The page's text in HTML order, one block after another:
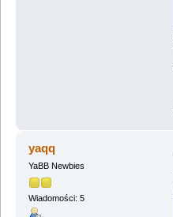
yaqq
YaBB Newbies
Wiadomości: 5